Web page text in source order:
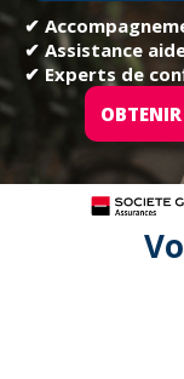
✔
✔ Assistance
✔ Experts de
Tous